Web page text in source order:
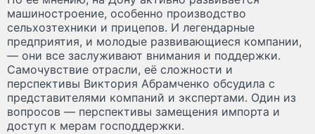
машиностроение, особенно производство
сельхозтехники и прицепов. И легендарные
предприятия, и молодые развивающиеся компании,
— они все заслуживают внимания и поддержки.
Самочувствие отрасли, её сложности и
перспективы Виктория Абрамченко обсудила с
представителями компаний и экспертами. Один из
вопросов — перспективы замещения импорта и
доступ к мерам господдержки.